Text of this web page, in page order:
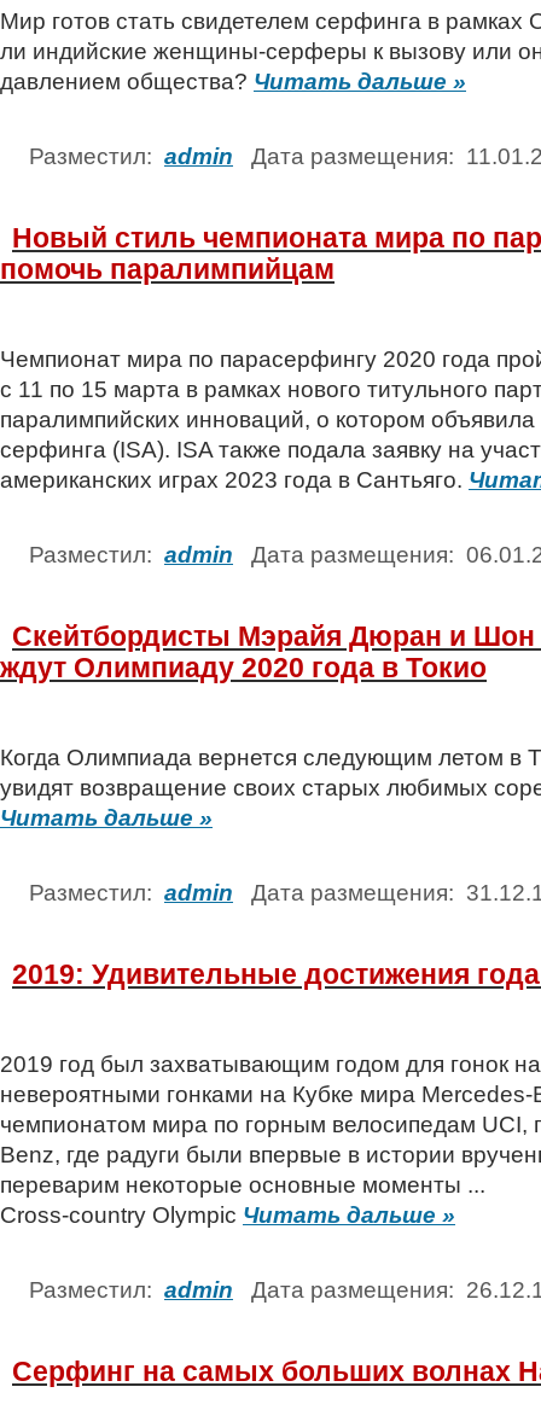
Мир готов стать свидетелем серфинга в
ли индийские женщины-серферы к вызову или
давлением общества? Читать дальше »
Разместил: admin Дата размещения:
Новый стиль чемпионата мира по
помочь паралимпийцам
Чемпионат мира по парасерфингу 2020 года
с 11 по 15 марта в рамках нового титульного
паралимпийских инноваций, о котором
серфинга (ISA). ISA также подала заявку на
американских играх 2023 года в Сантьяго.
Разместил: admin Дата размещения:
Скейтбордисты Мэрайя Дюран и Шон
ждут Олимпиаду 2020 года в Токио
Когда Олимпиада вернется следующим летом в
увидят возвращение своих старых любимых
Читать дальше »
Разместил: admin Дата размещения:
2019: Удивительные достижения
2019 год был захватывающим годом для гонок
невероятными гонками на Кубке мира
чемпионатом мира по горным велосипедам UCI,
Benz, где радуги были впервые в истории
переварим некоторые основные моменты ...
Cross-country Olympic Читать дальше »
Разместил: admin Дата размещения:
Серфинг на самых больших волнах